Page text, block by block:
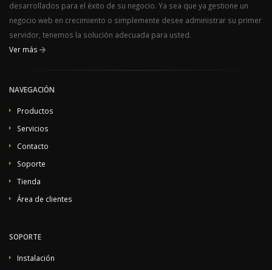
desarrollados para el éxito de su negocio. Ya sea que ya gestione un
negocio web en crecimiento o simplemente desee administrar su primer
servidor, tenemos la solución adecuada para usted.
Ver más
NAVEGACIÓN
Productos
Servicios
Contacto
Soporte
Tienda
Área de clientes
SOPORTE
Instalación